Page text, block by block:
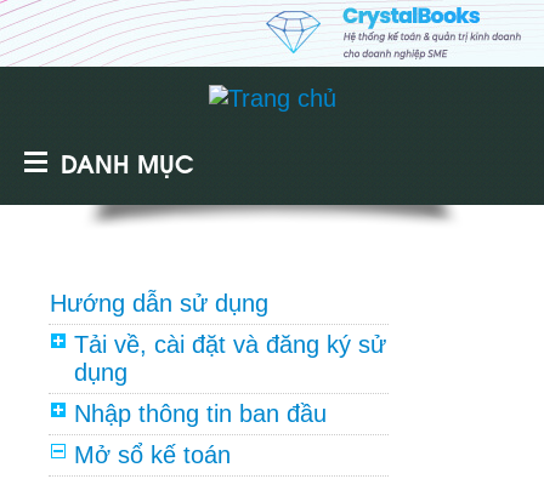
DANH MỤC
Hướng dẫn sử dụng
Tải về, cài đặt và đăng ký sử
dụng
Nhập thông tin ban đầu
Mở sổ kế toán